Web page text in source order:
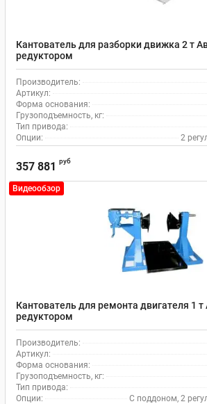
Кантователь для разборки движка 2 т
редуктором
Производитель:
Артикул:
Форма основания:
Грузоподъемность, кг:
Тип привода:
Опции:
2
357 881 руб
Видеообзор
Кантователь для ремонта двигателя 1
редуктором
Производитель:
Артикул:
Форма основания:
Грузоподъемность, кг:
Тип привода:
Опции:
С поддоном, 2